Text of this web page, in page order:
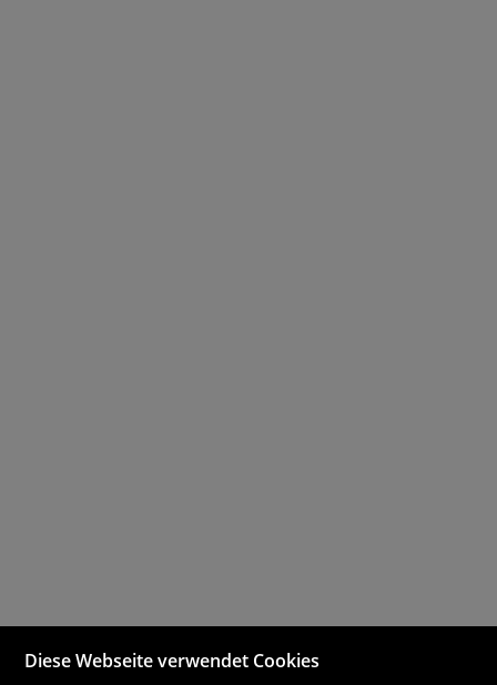
Diese Webseite verwendet Cookies